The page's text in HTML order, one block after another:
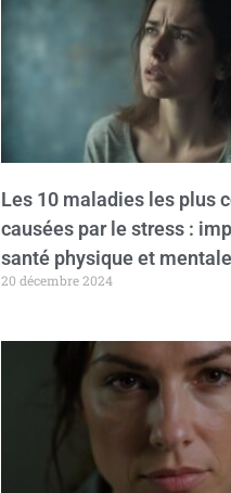
Les 10 maladies les plus
causées par le stress :
santé physique et mentale
20 décembre 2024